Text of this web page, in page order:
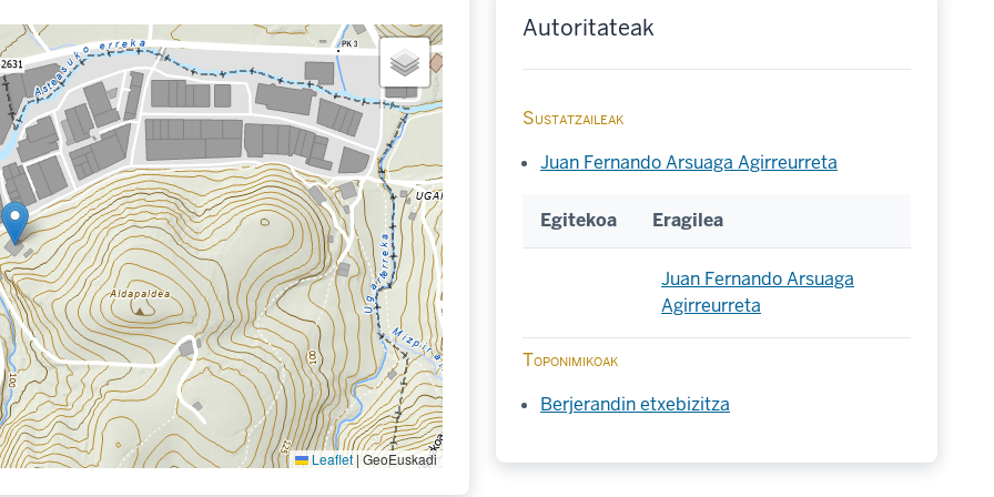
Leaflet|GeoEuskadi
Autoritateak
Sustatzaileak
Juan Fernando Arsuaga Agirreurreta
Egitekoa Eragilea
Juan Fernando Arsuaga
Agirreurreta
Toponimikoak
Berjerandin etxebizitza